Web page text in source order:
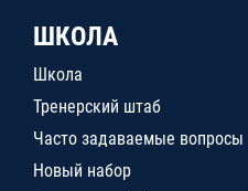
ШКОЛА
Школа
Тренерский штаб
Часто задаваемые вопросы
Новый набор